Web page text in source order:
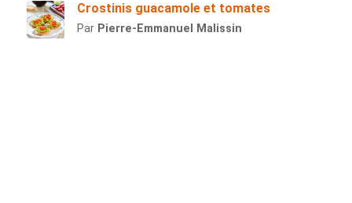
Crostinis guacamole et tomates
Par Pierre-Emmanuel Malissin